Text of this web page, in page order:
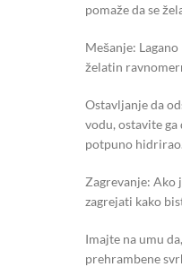
pomaže da se
Mešanje:
želatin
Ostavljanje da
vodu, ostavite
potpuno hidrirao.
Zagrevanje: Ako
zagrejati kako
Imajte na umu
prehrambene